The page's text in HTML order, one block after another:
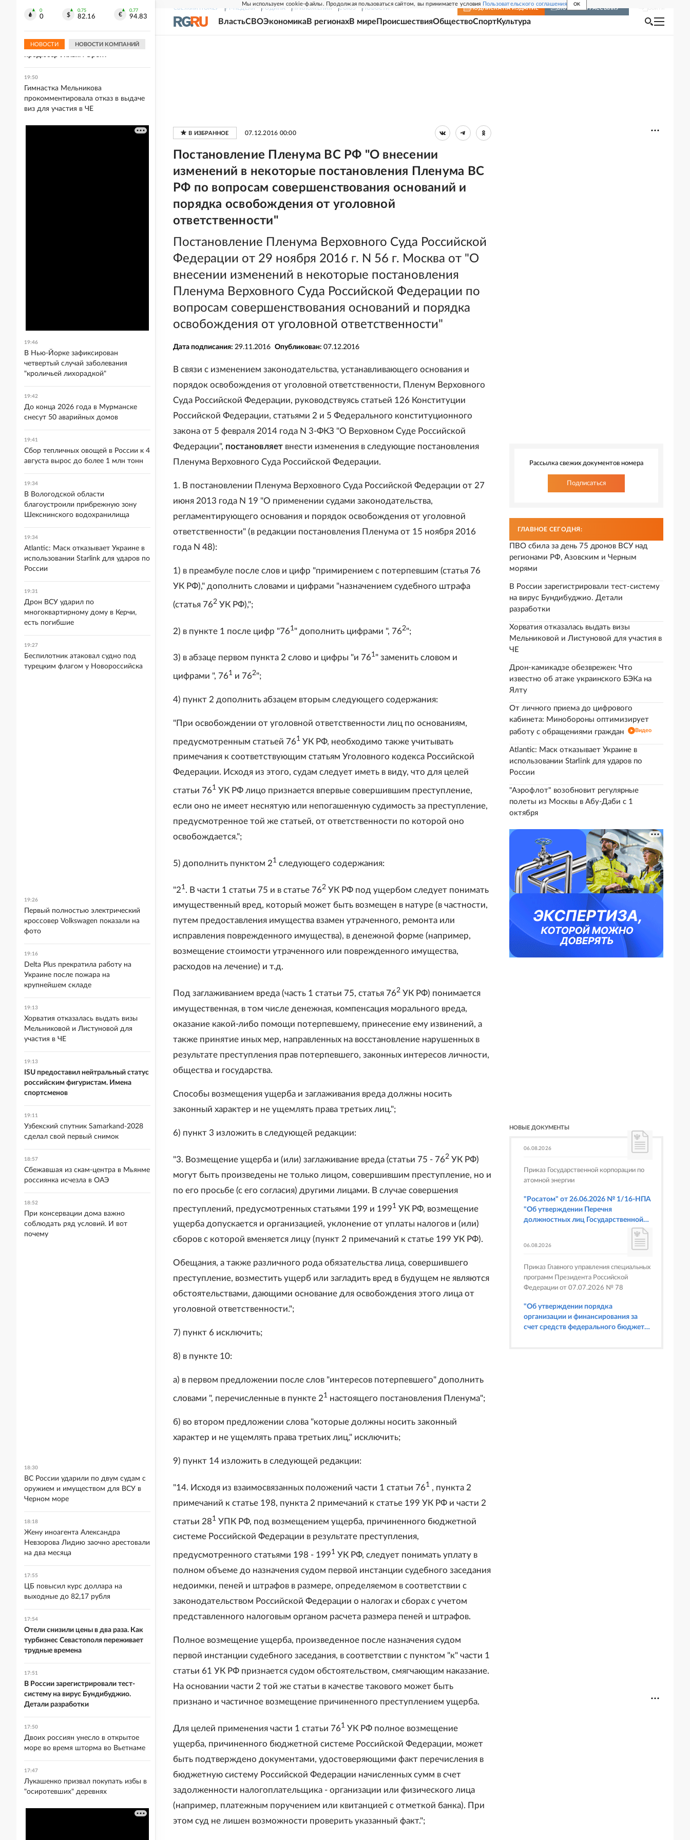
Мы используем cookie-файлы. Продолжая пользоваться сайтом, вы принимаете условия Пользовательского соглашения OK
СВЕЖИЙ НОМЕР РГ-НЕДЕЛЯ РОДИНА ПРИЛОЖЕНИЯ СОЮЗ НОВОСТИ ПОДПИСКА НА ИЗДАНИЕ ВКЛЮЧИТЬ РАССЫЛКУ
ВластьСВОЭкономикаВ регионахВ мире ПроисшествияОбществоСпортКультура
07.12.2016 00:00
Постановление Пленума ВС РФ "О внесении
изменений в некоторые постановления Пленума ВС
РФ по вопросам совершенствования оснований и
порядка освобождения от уголовной
ответственности"
Постановление Пленума Верховного Суда Российской
Федерации от 29 ноября 2016 г. N 56 г. Москва от "О
внесении изменений в некоторые постановления
Пленума Верховного Суда Российской Федерации по
вопросам совершенствования оснований и порядка
освобождения от уголовной ответственности"
Дата подписания: 29.11.2016 Опубликован: 07.12.2016
В связи с изменением законодательства, устанавливающего основания и
порядок освобождения от уголовной ответственности, Пленум Верховного
Суда Российской Федерации, руководствуясь статьей 126 Конституции
Российской Федерации, статьями 2 и 5 Федерального конституционного
закона от 5 февраля 2014 года N 3-ФКЗ "О Верховном Суде Российской
Федерации", постановляет внести изменения в следующие постановления
Пленума Верховного Суда Российской Федерации.
1. В постановлении Пленума Верховного Суда Российской Федерации от 27
июня 2013 года N 19 "О применении судами законодательства,
регламентирующего основания и порядок освобождения от уголовной
ответственности" (в редакции постановления Пленума от 15 ноября 2016
года N 48):
1) в преамбуле после слов и цифр "примирением с потерпевшим (статья 76
УК РФ)," дополнить словами и цифрами "назначением судебного штрафа
(статья 762 УК РФ),";
2) в пункте 1 после цифр "761 " дополнить цифрами ", 762";
3) в абзаце первом пункта 2 слово и цифры "и 761" заменить словом и
цифрами ", 761 и 762";
4) пункт 2 дополнить абзацем вторым следующего содержания:
"При освобождении от уголовной ответственности лиц по основаниям,
предусмотренным статьей 761 УК РФ, необходимо также учитывать
примечания к соответствующим статьям Уголовного кодекса Российской
Федерации. Исходя из этого, судам следует иметь в виду, что для целей
статьи 761 УК РФ лицо признается впервые совершившим преступление,
если оно не имеет неснятую или непогашенную судимость за преступление,
предусмотренное той же статьей, от ответственности по которой оно
освобождается.";
5) дополнить пунктом 21 следующего содержания:
"21 . В части 1 статьи 75 и в статье 762 УК РФ под ущербом следует понимать
имущественный вред, который может быть возмещен в натуре (в частности,
путем предоставления имущества взамен утраченного, ремонта или
исправления поврежденного имущества), в денежной форме (например,
возмещение стоимости утраченного или поврежденного имущества,
расходов на лечение) и т.д.
Под заглаживанием вреда (часть 1 статьи 75, статья 762 УК РФ) понимается
имущественная, в том числе денежная, компенсация морального вреда,
оказание какой-либо помощи потерпевшему, принесение ему извинений, а
также принятие иных мер, направленных на восстановление нарушенных в
результате преступления прав потерпевшего, законных интересов личности,
общества и государства.
Способы возмещения ущерба и заглаживания вреда должны носить
законный характер и не ущемлять права третьих лиц.";
6) пункт 3 изложить в следующей редакции:
"3. Возмещение ущерба и (или) заглаживание вреда (статьи 75 - 762 УК РФ)
могут быть произведены не только лицом, совершившим преступление, но и
по его просьбе (с его согласия) другими лицами. В случае совершения
преступлений, предусмотренных статьями 199 и 1991 УК РФ, возмещение
ущерба допускается и организацией, уклонение от уплаты налогов и (или)
сборов с которой вменяется лицу (пункт 2 примечаний к статье 199 УК РФ).
Обещания, а также различного рода обязательства лица, совершившего
преступление, возместить ущерб или загладить вред в будущем не являются
обстоятельствами, дающими основание для освобождения этого лица от
уголовной ответственности.";
7) пункт 6 исключить;
8) в пункте 10:
а) в первом предложении после слов "интересов потерпевшего" дополнить
словами ", перечисленные в пункте 21 настоящего постановления Пленума";
б) во втором предложении слова "которые должны носить законный
характер и не ущемлять права третьих лиц," исключить;
9) пункт 14 изложить в следующей редакции:
"14. Исходя из взаимосвязанных положений части 1 статьи 761 , пункта 2
примечаний к статье 198, пункта 2 примечаний к статье 199 УК РФ и части 2
статьи 281 УПК РФ, под возмещением ущерба, причиненного бюджетной
системе Российской Федерации в результате преступления,
предусмотренного статьями 198 - 1991 УК РФ, следует понимать уплату в
полном объеме до назначения судом первой инстанции судебного заседания
недоимки, пеней и штрафов в размере, определяемом в соответствии с
законодательством Российской Федерации о налогах и сборах с учетом
представленного налоговым органом расчета размера пеней и штрафов.
Полное возмещение ущерба, произведенное после назначения судом
первой инстанции судебного заседания, в соответствии с пунктом "к" части 1
статьи 61 УК РФ признается судом обстоятельством, смягчающим наказание.
На основании части 2 той же статьи в качестве такового может быть
признано и частичное возмещение причиненного преступлением ущерба.
Для целей применения части 1 статьи 761 УК РФ полное возмещение
ущерба, причиненного бюджетной системе Российской Федерации, может
быть подтверждено документами, удостоверяющими факт перечисления в
бюджетную систему Российской Федерации начисленных сумм в счет
задолженности налогоплательщика - организации или физического лица
(например, платежным поручением или квитанцией с отметкой банка). При
этом суд не лишен возможности проверить указанный факт.";
Рассылка свежих документов номера
Подписаться
ГЛАВНОЕ СЕГОДНЯ:
ПВО сбила за день 75 дронов ВСУ над
регионами РФ, Азовским и Черным
морями
В России зарегистрировали тест-систему
на вирус Бундибуджио. Детали
разработки
Хорватия отказалась выдать визы
Мельниковой и Листуновой для участия в
ЧЕ
Дрон-камикадзе обезврежен: Что
известно об атаке украинского БЭКа на
Ялту
От личного приема до цифрового
кабинета: Минобороны оптимизирует
работу с обращениями граждан
Видео
Atlantic: Маск отказывает Украине в
использовании Starlink для ударов по
России
"Аэрофлот" возобновит регулярные
полеты из Москвы в Абу-Даби с 1
октября
НОВЫЕ ДОКУМЕНТЫ
06.08.2026
Приказ Государственной корпорации по
атомной энергии
"Росатом" от 26.06.2026 № 1/16-НПА
"Об утверждении Перечня
должностных лиц Государственной
корпорации по атомной энергии
предусмотренных статьями 6.3, 8.1,
9.4, 9.5 и 9.5.1, частью 3 статьи 9.16,
статьей 14.44, частью 1 статьи 19.4,
статьей 19.4.1, частями 6 и 15 статьи
19.5, статьями 19.6 и 19.7, частью 1
статьи 19.26, статьей 19.33, частями 1,
2, 2.1, 6 и 6.1 статьи 20.4 Кодекса
06.08.2026
Приказ Главного управления специальных
программ Президента Российской
Федерации от 07.07.2026 № 78
"Об утверждении порядка
организации и финансирования за
счет средств федерального бюджета
0
0
0.75
82.16
0.77
94.83
НОВОСТИ НОВОСТИ КОМПАНИЙ
на Ялту
Умер знаменитый музыкальный
продюсер Уильям Орбит
19:50
Гимнастка Мельникова
прокомментировала отказ в выдаче
виз для участия в ЧЕ
19:46
В Нью-Йорке зафиксирован
четвертый случай заболевания
"кроличьей лихорадкой"
19:42
До конца 2026 года в Мурманске
снесут 50 аварийных домов
19:41
Сбор тепличных овощей в России к 4
августа вырос до более 1 млн тонн
19:34
В Вологодской области
благоустроили прибрежную зону
Шекснинского водохранилища
19:34
Atlantic: Маск отказывает Украине в
использовании Starlink для ударов по
России
19:31
Дрон ВСУ ударил по
многоквартирному дому в Керчи,
есть погибшие
19:27
Беспилотник атаковал судно под
турецким флагом у Новороссийска
19:26
Первый полностью электрический
кроссовер Volkswagen показали на
фото
19:16
Delta Plus прекратила работу на
Украине после пожара на
крупнейшем складе
19:13
Хорватия отказалась выдать визы
Мельниковой и Листуновой для
участия в ЧЕ
19:13
ISU предоставил нейтральный статус
российским фигуристам. Имена
спортсменов
19:11
Узбекский спутник Samarkand-2028
сделал свой первый снимок
18:57
Сбежавшая из скам-центра в Мьянме
россиянка исчезла в ОАЭ
18:52
При консервации дома важно
соблюдать ряд условий. И вот
почему
18:30
ВС России ударили по двум судам с
оружием и имуществом для ВСУ в
Черном море
18:18
Жену иноагента Александра
Невзорова Лидию заочно арестовали
на два месяца
17:55
ЦБ повысил курс доллара на
выходные до 82,17 рубля
17:54
Отели снизили цены в два раза. Как
турбизнес Севастополя переживает
трудные времена
17:51
В России зарегистрировали тест-
систему на вирус Бундибуджио.
Детали разработки
17:50
Двоих россиян унесло в открытое
море во время шторма во Вьетнаме
17:47
Лукашенко призвал покупать избы в
"осиротевших" деревнях